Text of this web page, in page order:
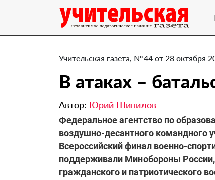
Учительская газета, №44 от 28 октября
В атаках –
Автор: Юрий Шипилов
Федеральное агентство по
воздушно-десантного командного
Всероссийский финал военно-
поддерживали Минобороны
гражданского и патриотического